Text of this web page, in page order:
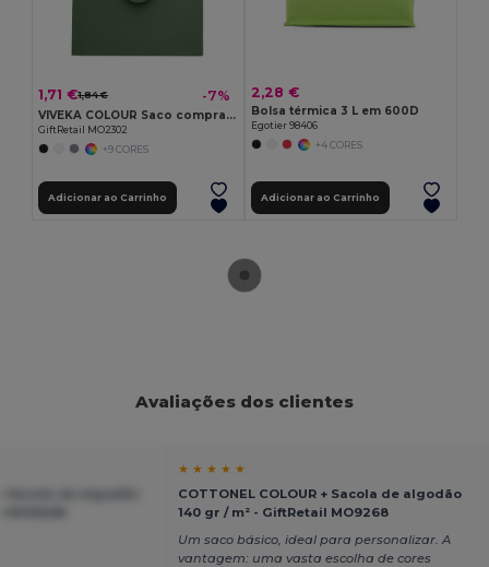
1,71 €1,84 € -7%
VIVEKA COLOUR Saco compras algodão reciclado
GiftRetail MO2302
+9 CORES
Adicionar ao Carrinho
2,28 €
Bolsa térmica 3 L em 600D
Egotier 98406
+4 CORES
Adicionar ao Carrinho
Avaliações dos clientes
★ ★ ★ ★ ★
COTTONEL COLOUR + Sacola de algodão
140 gr / m² - GiftRetail MO9268
Um saco básico, ideal para personalizar. A
vantagem: uma vasta escolha de cores